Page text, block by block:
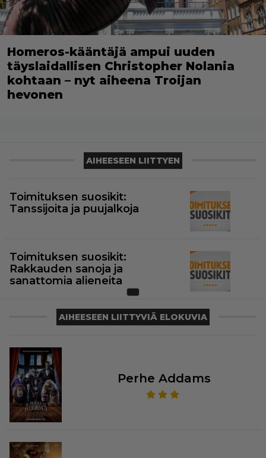
Homeros-kääntäjä ampui uuden
täyslaidallisen Christopher Nolania
kohtaan – nyt aiheena Troijan
hevonen
AIHEESEEN LIITTYEN
Toimituksen suosikit:
Tanssijoita ja puujalkoja
Toimituksen suosikit:
Rakkauden sanoja ja
sanattomia alieneita
AIHEESEEN LIITTYVIÄ ELOKUVIA
Perhe Addams